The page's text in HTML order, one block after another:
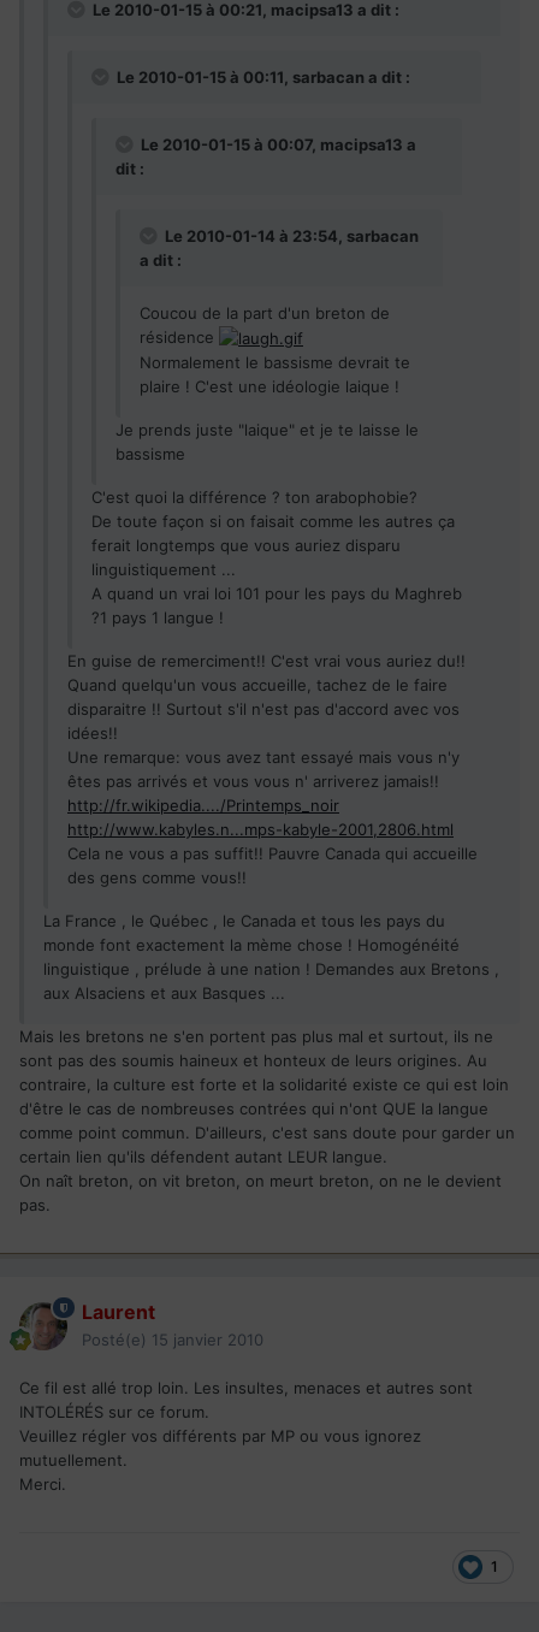
Le 2010-01-15 à 00:21, macipsa13 a dit :
Le 2010-01-15 à 00:11, sarbacan a dit :
Le 2010-01-15 à 00:07, macipsa13 a
dit :
Le 2010-01-14 à 23:54, sarbacan
a dit :
Coucou de la part d'un breton de
résidence
Normalement le bassisme devrait te
plaire ! C'est une idéologie laique !
Je prends juste "laique" et je te laisse le
bassisme
C'est quoi la différence ? ton arabophobie?
De toute façon si on faisait comme les autres ça
ferait longtemps que vous auriez disparu
linguistiquement ...
A quand un vrai loi 101 pour les pays du Maghreb
?1 pays 1 langue !
En guise de remerciment!! C'est vrai vous auriez du!!
Quand quelqu'un vous accueille, tachez de le faire
disparaitre !! Surtout s'il n'est pas d'accord avec vos
idées!!
Une remarque: vous avez tant essayé mais vous n'y
êtes pas arrivés et vous vous n' arriverez jamais!!
http://fr.wikipedia..../Printemps_noir
http://www.kabyles.n...mps-kabyle-2001,2806.html
Cela ne vous a pas suffit!! Pauvre Canada qui accueille
des gens comme vous!!
La France , le Québec , le Canada et tous les pays du
monde font exactement la mème chose ! Homogénéité
linguistique , prélude à une nation ! Demandes aux Bretons ,
aux Alsaciens et aux Basques ...
Mais les bretons ne s'en portent pas plus mal et surtout, ils ne
sont pas des soumis haineux et honteux de leurs origines. Au
contraire, la culture est forte et la solidarité existe ce qui est loin
d'être le cas de nombreuses contrées qui n'ont QUE la langue
comme point commun. D'ailleurs, c'est sans doute pour garder un
certain lien qu'ils défendent autant LEUR langue.
On naît breton, on vit breton, on meurt breton, on ne le devient
pas.
Laurent
Posté(e) 15 janvier 2010
Ce fil est allé trop loin. Les insultes, menaces et autres sont
INTOLÉRÉS sur ce forum.
Veuillez régler vos différents par MP ou vous ignorez
mutuellement.
Merci.
1